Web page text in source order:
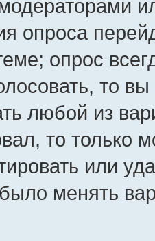
опроса
опрос
то
любой из
то только
или
менять